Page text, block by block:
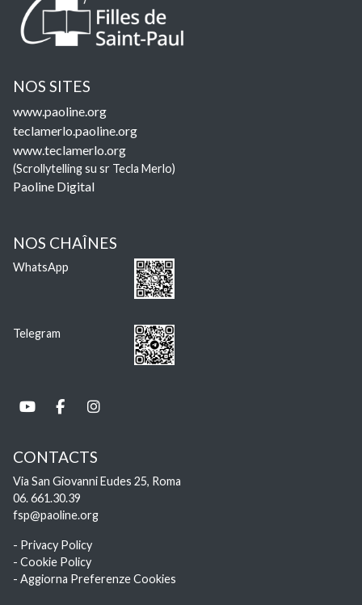
NOS SITES
www.paoline.org
teclamerlo.paoline.org
www.teclamerlo.org
(Scrollytelling su sr Tecla Merlo)
Paoline Digital
NOS CHAÎNES
WhatsApp
Telegram
CONTACTS
Via San Giovanni Eudes 25, Roma
06. 661.30.39
fsp@paoline.org
- Privacy Policy
- Cookie Policy
- Aggiorna Preferenze Cookies